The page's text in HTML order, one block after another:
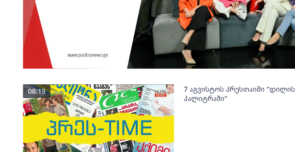
7 აგვისტოს პრესთაიმი "დილის
პალიტრაში"
08:19